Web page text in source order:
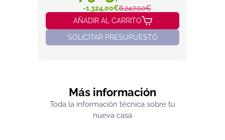
-1.324,00€6.247,00€
AÑADIR AL CARRITO
SOLICITAR PRESUPUESTO
Más información
Toda la información técnica sobre tu
nueva casa